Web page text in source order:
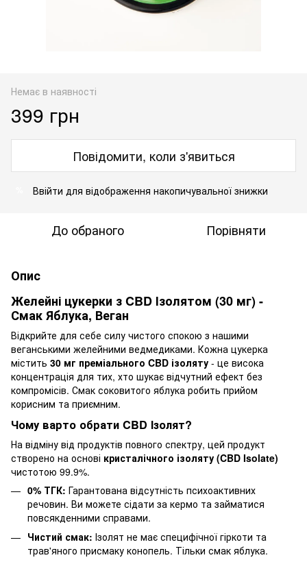
Немає в наявності
399 грн
Повідомити, коли з'явиться
Ввійти для відображення накопичувальної знижки
До обраного Порівняти
Опис
Желейні цукерки з CBD Ізолятом (30 мг) -
Смак Яблука, Веган
Відкрийте для себе силу чистого спокою з нашими
веганськими желейними ведмедиками. Кожна цукерка
містить 30 мг преміального CBD ізоляту - це висока
концентрація для тих, хто шукає відчутний ефект без
компромісів. Смак соковитого яблука робить прийом
корисним та приємним.
Чому варто обрати CBD Ізолят?
На відміну від продуктів повного спектру, цей продукт
створено на основі кристалічного ізоляту (CBD Isolate)
чистотою 99.9%.
0% ТГК: Гарантована відсутність психоактивних
речовин. Ви можете сідати за кермо та займатися
повсякденними справами.
Чистий смак: Ізолят не має специфічної гіркоти та
трав'яного присмаку конопель. Тільки смак яблука.